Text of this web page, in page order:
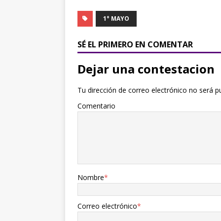
1° MAYO
SÉ EL PRIMERO EN COMENTAR
Dejar una contestacion
Tu dirección de correo electrónico no será
Comentario
Nombre*
Correo electrónico*